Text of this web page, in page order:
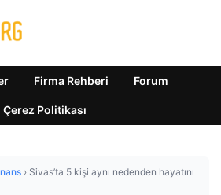
Firma Rehberi Forum
Çerez Politikası
› Sivas’ta 5 kişi aynı nedenden hayatını